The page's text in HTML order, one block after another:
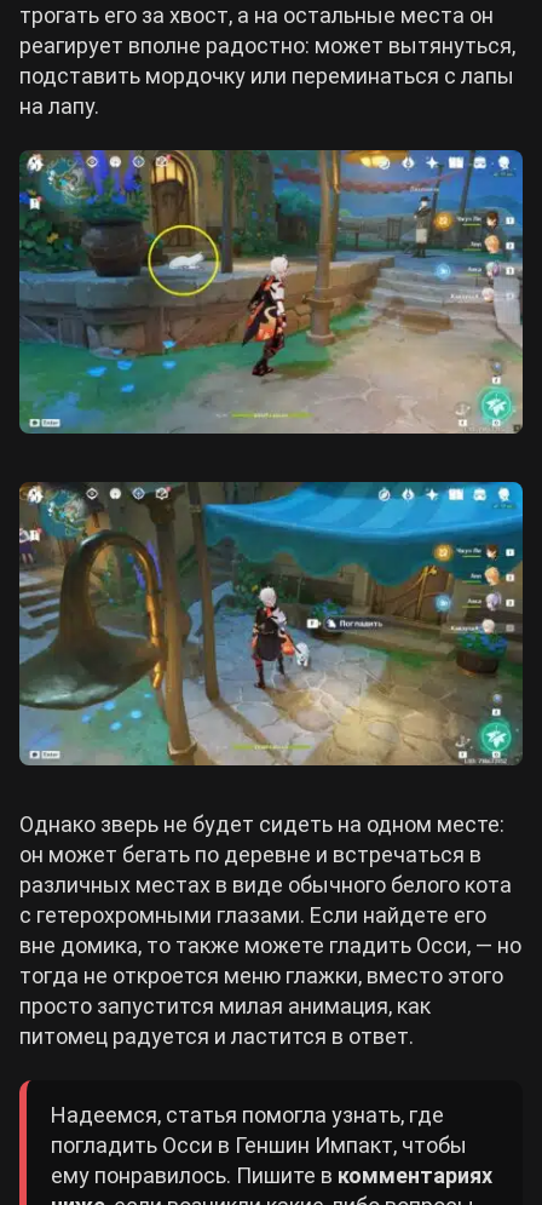
трогать его за хвост, а на остальные места он
реагирует вполне радостно: может вытянуться,
подставить мордочку или переминаться с лапы
на лапу.
Однако зверь не будет сидеть на одном месте:
он может бегать по деревне и встречаться в
различных местах в виде обычного белого кота
с гетерохромными глазами. Если найдете его
вне домика, то также можете гладить Осси, — но
тогда не откроется меню глажки, вместо этого
просто запустится милая анимация, как
питомец радуется и ластится в ответ.
Надеемся, статья помогла узнать, где
погладить Осси в Геншин Импакт, чтобы
ему понравилось. Пишите в комментариях